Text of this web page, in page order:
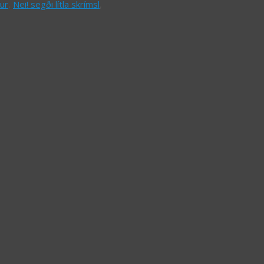
Nei! segði lítla skrímsl